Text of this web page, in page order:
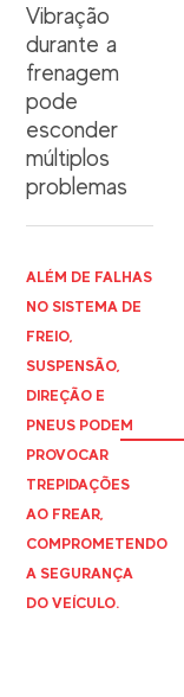
Vibração
durante a
frenagem
pode
esconder
múltiplos
problemas
ALÉM DE FALHAS
NO SISTEMA DE
FREIO,
SUSPENSÃO,
DIREÇÃO E
PNEUS PODEM
PROVOCAR
TREPIDAÇÕES
AO FREAR,
COMPROMETENDO
A SEGURANÇA
DO VEÍCULO.